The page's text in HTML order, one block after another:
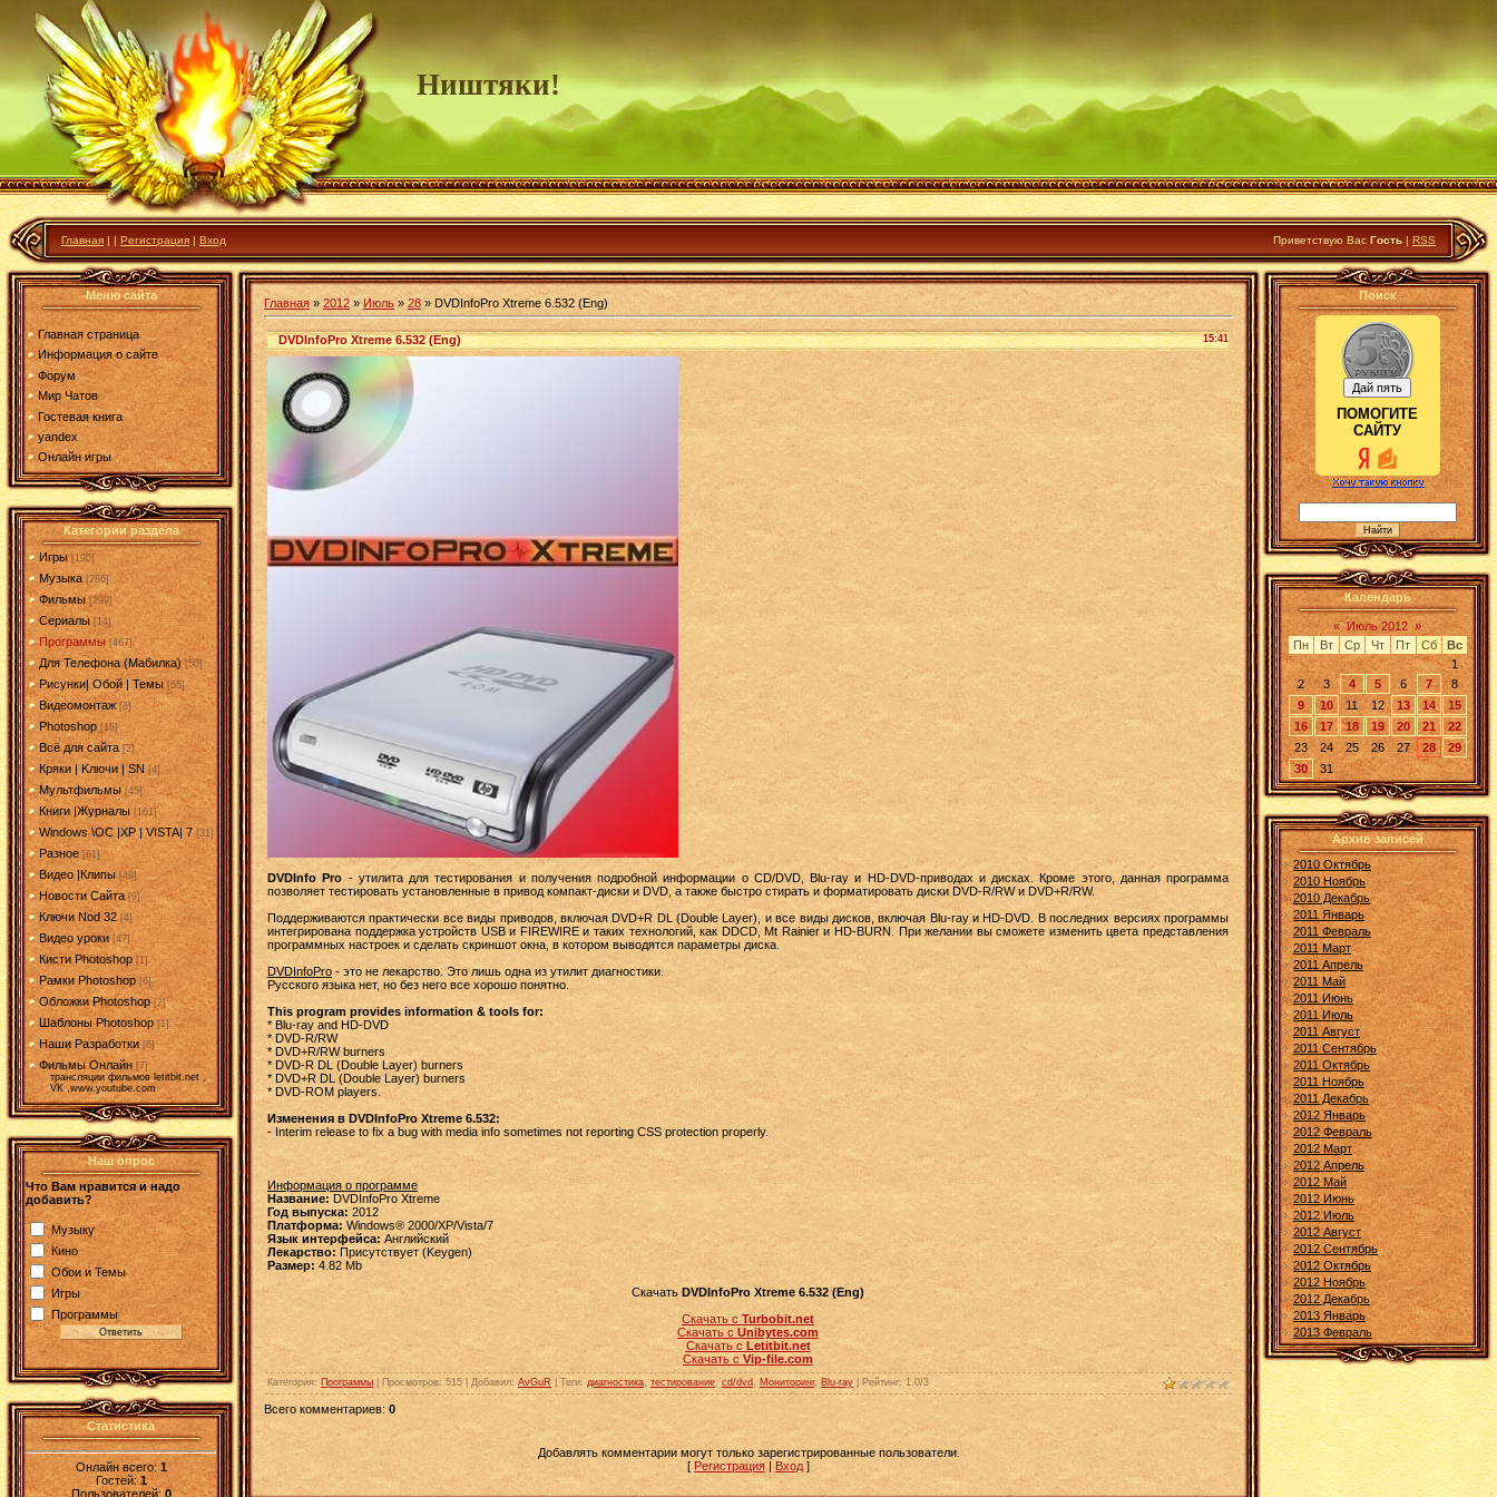
Ништяки!
Главная | | Регистрация | Вход Приветствую Вас Гость | RSS
Меню сайта
Главная страница
Информация о сайте
Форум
Мир Чатов
Гостевая книга
yandex
Онлайн игры
Категории раздела
Игры [190]
Музыка [286]
Фильмы [299]
Сериалы [14]
Программы [467]
Для Телефона (Мабилка) [50]
Рисунки| Обой | Темы [55]
Видеомонтаж [8]
Photoshop [15]
Всё для сайта [2]
Кряки | Kлючи | SN [4]
Мультфильмы [45]
Книги |Журналы [161]
Windows \OC |XP | VISTA| 7 [31]
Разное [61]
Видео |Клипы [49]
Новости Сайта [9]
Ключи Nod 32 [4]
Видео уроки [47]
Кисти Photoshop [1]
Рамки Photoshop [6]
Обложки Photoshop [2]
Шаблоны Photoshop [1]
Наши Разработки [6]
Фильмы Онлайн [7]
трансляции фильмов letitbit.net ,
VK ,www.youtube.com
Наш опрос
Что Вам нравится и надо
добавить?
Музыку
Кино
Обои и Темы
Игры
Программы
Статистика
Онлайн всего:1
Гостей:1
Пользователей: 0
Главная » 2012 » Июль » 28 » DVDInfoPro Xtreme 6.532 (Eng)
15:41
DVDInfoPro Xtreme 6.532 (Eng)
DVDInfo Pro - утилита для тестирования и получения подробной информации о CD/DVD, Blu-ray и HD-DVD-приводах и диcках. Кроме этого, данная программа
позволяет тестировать установленные в привод компакт-диски и DVD, а также быстро стирать и форматировать диски DVD-R/RW и DVD+R/RW.
Поддерживаются практически все виды приводов, включая DVD+R DL (Double Layer), и все виды дисков, включая Blu-ray и HD-DVD. В последних версиях программы
интегрирована поддержка устройств USB и FIREWIRE и таких технологий, как DDCD, Mt Rainier и HD-BURN. При желании вы сможете изменить цвета представления
программных настроек и сделать скриншот окна, в котором выводятся параметры диска.
DVDInfoPro - это не лекарство. Это лишь одна из утилит диагностики.
Русского языка нет, но без него все хорошо понятно.
This program provides information & tools for:
* Blu-ray and HD-DVD
* DVD-R/RW
* DVD+R/RW burners
* DVD-R DL (Double Layer) burners
* DVD+R DL (Double Layer) burners
* DVD-ROM players.
Изменения в DVDInfoPro Xtreme 6.532:
- Interim release to fix a bug with media info sometimes not reporting CSS protection properly.
Информация о программе
Название: DVDInfoPro Xtreme
Год выпуска: 2012
Платформа: Windows® 2000/XP/Vista/7
Язык интерфейса:Английский
Лекарство: Присутствует (Keygen)
Размер: 4.82 Mb
Скачать DVDInfoPro Xtreme 6.532 (Eng)
Скачать с Turbobit.net
Скачать с Unibytes.com
Скачать с Letitbit.net
Скачать с Vip-file.com
Категория: Программы Просмотров: 515 | Добавил: AvGuR Теги: диагностика тестирование ,cd/dvd Мониторинг, Blu-ray Рейтинг: 1.0/3
Всего комментариев: 0
Добавлять комментарии могут только зарегистрированные пользователи.
[ Регистрация | Вход ]
Поиск
ПОМОГИТЕ
САЙТУ
Календарь
« Июль 2012 »
Пн
Вт Ср Чт Пт Сб
Вс
1
2
3 4 5 6 7
8
9
10 11 12 13 14
15
16
17 18 19 20 21
22
23
24 25 26 27 28
29
30
31
Архив записей
2010 Октябрь
2010 Ноябрь
2010 Декабрь
2011 Январь
2011 Февраль
2011 Март
2011 Апрель
2011 Май
2011 Июнь
2011 Июль
2011 Август
2011 Сентябрь
2011 Октябрь
2011 Ноябрь
2011 Декабрь
2012 Январь
2012 Февраль
2012 Март
2012 Апрель
2012 Май
2012 Июнь
2012 Июль
2012 Август
2012 Сентябрь
2012 Октябрь
2012 Ноябрь
2012 Декабрь
2013 Январь
2013 Февраль